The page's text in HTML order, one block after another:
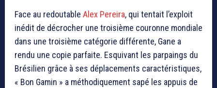
Face au redoutable Alex Pereira, qui tentait l’exploit
inédit de décrocher une troisième couronne mondiale
dans une troisième catégorie différente, Gane a
rendu une copie parfaite. Esquivant les parpaings du
Brésilien grâce à ses déplacements caractéristiques,
« Bon Gamin » a méthodiquement sapé les appuis de